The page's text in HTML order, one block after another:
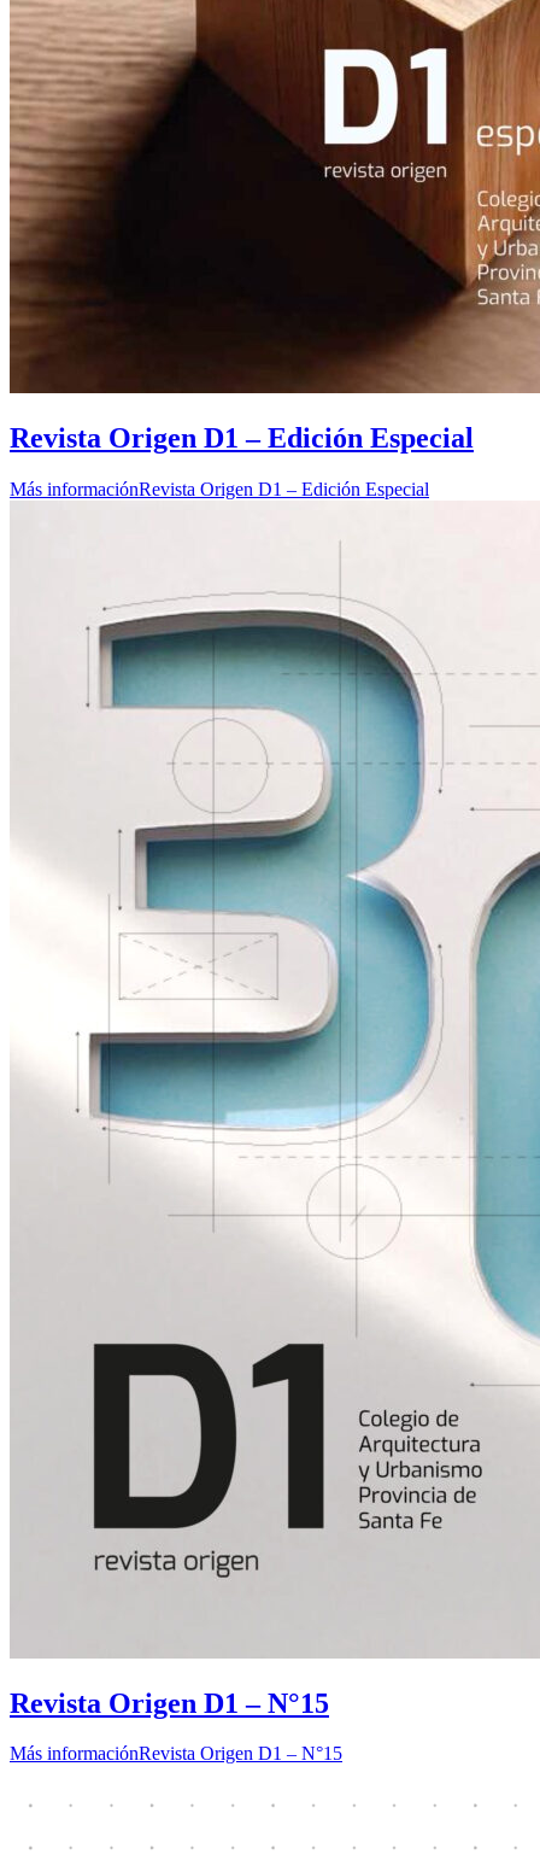
Revista Origen D1 – Edición Especial
Más informaciónRevista Origen D1 – Edición Especial
Revista Origen D1 – N°15
Más informaciónRevista Origen D1 – N°15